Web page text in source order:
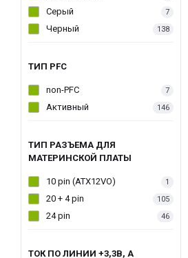
Серый 7
Черный 138
ТИП PFC
non-PFC 7
Активный 146
ТИП РАЗЪЕМА ДЛЯ
МАТЕРИНСКОЙ ПЛАТЫ
10 pin (ATX12VO) 1
20 + 4 pin 105
24 pin 46
ТОК ПО ЛИНИИ +3,3В, А